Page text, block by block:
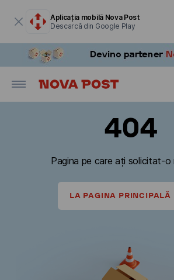
Aplicația mobilă Nova Post
Descarcă din Google Play
404
Pagina pe care ați solicitat-o
LA PAGINA PRINCIPALĂ